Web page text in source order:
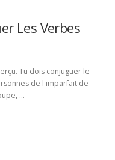
Les Verbes
Tu dois conjuguer le
de l'imparfait de
…